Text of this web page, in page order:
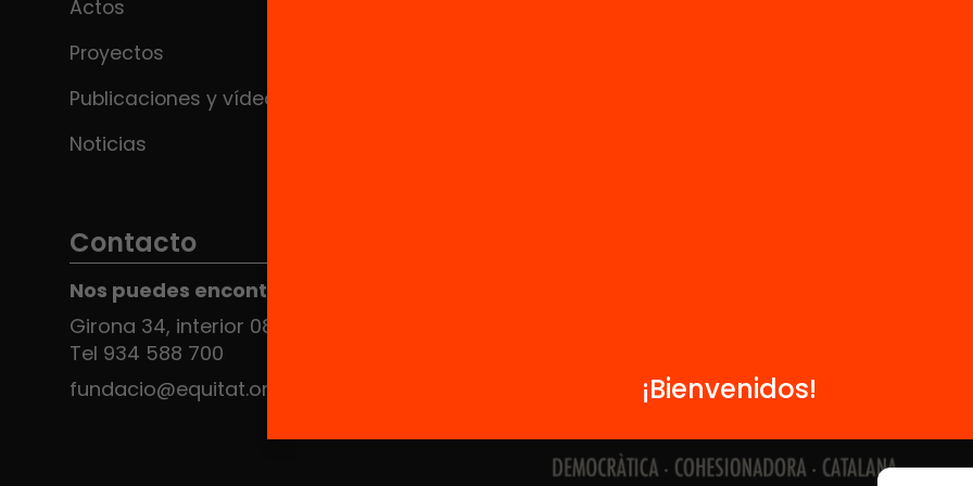
Actos
Proyectos
Publicaciones y vídeos
Noticias
Contacto
Nos puedes encontrar en el HUB Social
Girona 34, interior 08010 Barcelona
Tel 934 588 700
fundacio@equitat.org
¡Bienvenidos!